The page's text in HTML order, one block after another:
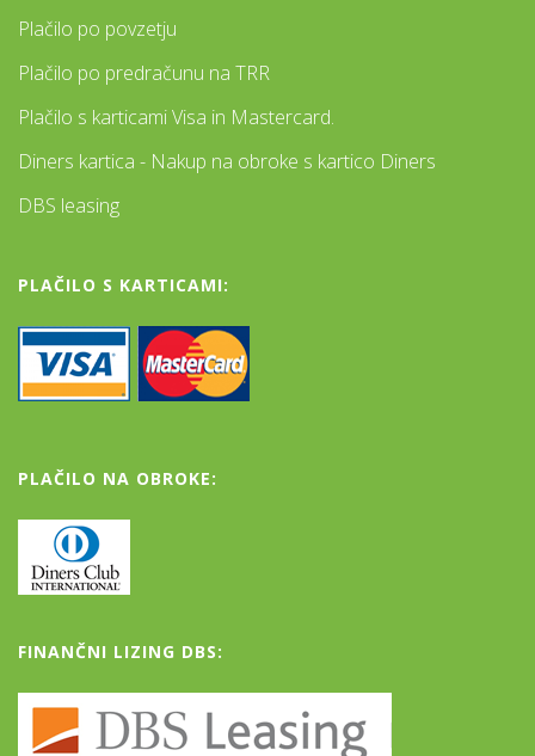
Plačilo po povzetju
Plačilo po predračunu na TRR
Plačilo s karticami Visa in Mastercard.
Diners kartica - Nakup na obroke s kartico Diners
DBS leasing
PLAČILO S KARTICAMI:
PLAČILO NA OBROKE:
FINANČNI LIZING DBS: